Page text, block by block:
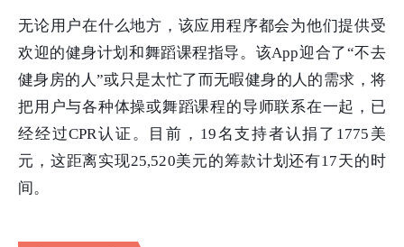
无论用户在什么地方，该应用程序都会为他们提供受
欢迎的健身计划和舞蹈课程指导。该App迎合了“不去
健身房的人”或只是太忙了而无暇健身的人的需求，将
把用户与各种体操或舞蹈课程的导师联系在一起，已
经经过CPR认证。目前，19名支持者认捐了1775美
元，这距离实现25,520美元的筹款计划还有17天的时
间。